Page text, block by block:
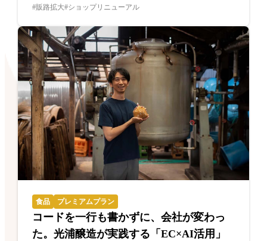
販路拡大 ショップリニューアル
食品 プレミアムプラン
コードを一行も書かずに、会社が変わっ
た。光浦醸造が実践する「EC×AI活用」